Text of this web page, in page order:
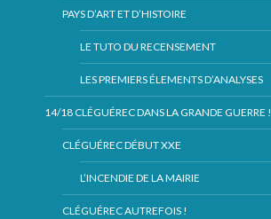
PAYS D’ART ET D’HISTOIRE
LE TUTO DU RECENSEMENT
LES PREMIERS ÉLEMENTS D’ANALYSES
14/18 CLÉGUÉREC DANS LA GRANDE GUERRE !
CLÉGUÉREC DÉBUT XXE
L’INCENDIE DE LA MAIRIE
CLÉGUÉREC AUTREFOIS !